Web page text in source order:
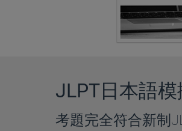
JLPT日本語
考題完全符合新制